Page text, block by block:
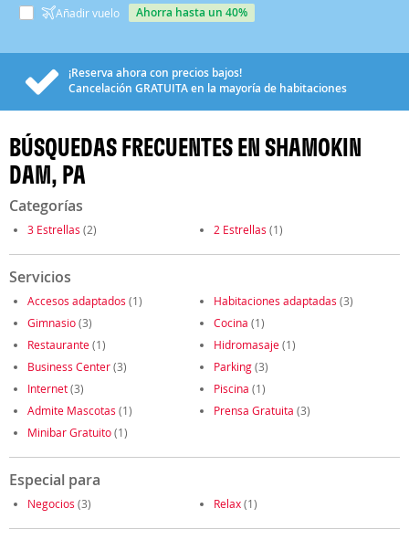
Añadir vuelo ahorra hasta un 40%
¡Reserva ahora con precios bajos!
Cancelación GRATUITAen la mayoría de habitaciones
BÚSQUEDAS FRECUENTES EN SHAMOKIN
DAM, PA
Categorías
3 Estrellas (2) 2 Estrellas (1)
Servicios
Accesos adaptados (1) Habitaciones adaptadas (3)
Gimnasio(3) Cocina (1)
Restaurante(1) Hidromasaje(1)
Business Center(3) Parking(3)
Internet(3) Piscina (1)
Admite Mascotas (1) Prensa Gratuita (3)
Minibar Gratuito(1)
Especial para
Negocios (3) Relax(1)